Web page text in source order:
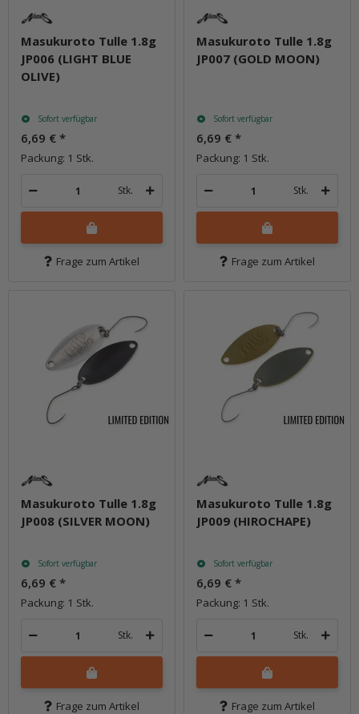
Masukuroto Tulle 1.8g
JP006 (LIGHT BLUE
OLIVE)
Sofort verfügbar
6,69 € *
Packung: 1 Stk.
Stk.
Frage zum Artikel
Masukuroto Tulle 1.8g
JP007 (GOLD MOON)
Sofort verfügbar
6,69 € *
Packung: 1 Stk.
Stk.
Frage zum Artikel
Masukuroto Tulle 1.8g
JP008 (SILVER MOON)
Sofort verfügbar
6,69 € *
Packung: 1 Stk.
Stk.
Frage zum Artikel
Masukuroto Tulle 1.8g
JP009 (HIROCHAPE)
Sofort verfügbar
6,69 € *
Packung: 1 Stk.
Stk.
Frage zum Artikel